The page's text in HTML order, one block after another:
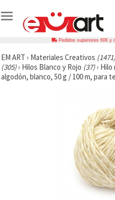
Pedidos superiores 60€ y
EM ART › Materiales Creativos
(305)› Hilos Blanco y Rojo (37)› Hilo
algodón, blanco, 50 g / 100 m, para